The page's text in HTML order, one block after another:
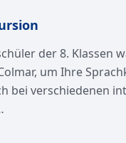
der 8. Klassen
um Ihre
bei verschiedenen